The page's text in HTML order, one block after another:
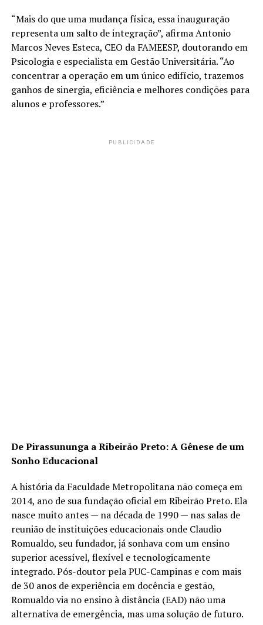
“Mais do que uma mudança física, essa inauguração
representa um salto de integração”, afirma Antonio
Marcos Neves Esteca, CEO da FAMEESP, doutorando em
Psicologia e especialista em Gestão Universitária. “Ao
concentrar a operação em um único edifício, trazemos
ganhos de sinergia, eficiência e melhores condições para
alunos e professores.”
PUBLICIDADE
De Pirassununga a Ribeirão Preto: A Gênese de um
Sonho Educacional
A história da Faculdade Metropolitana não começa em
2014, ano de sua fundação oficial em Ribeirão Preto. Ela
nasce muito antes — na década de 1990 — nas salas de
reunião de instituições educacionais onde Claudio
Romualdo, seu fundador, já sonhava com um ensino
superior acessível, flexível e tecnologicamente
integrado. Pós-doutor pela PUC-Campinas e com mais
de 30 anos de experiência em docência e gestão,
Romualdo via no ensino à distância (EAD) não uma
alternativa de emergência, mas uma solução de futuro.